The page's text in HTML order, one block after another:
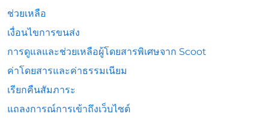
ช่วยเหลือ
เงื่อนไขการขนส่ง
การดูแลและช่วยเหลือผู้โดยสารพิเศษจาก Scoot
ค่าโดยสารและค่าธรรมเนียม
เรียกคืนสัมภาระ
แถลงการณ์การเข้าถึงเว็บไซต์